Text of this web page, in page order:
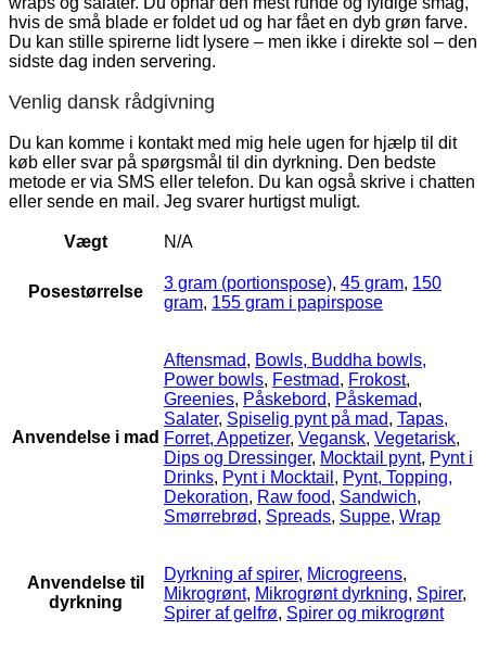
hvis de små blade er foldet ud og har fået en dyb grøn farve.
Du kan stille spirerne lidt lysere – men ikke i direkte sol – den
sidste dag inden servering.
Venlig dansk rådgivning
Du kan komme i kontakt med mig hele ugen for hjælp til dit
køb eller svar på spørgsmål til din dyrkning. Den bedste
metode er via SMS eller telefon. Du kan også skrive i chatten
eller sende en mail. Jeg svarer hurtigst muligt.
Vægt N/A
Posestørrelse 3 gram (portionspose), 45 gram, 150
gram, 155 gram i papirspose
Anvendelse i mad
Aftensmad, Bowls, Buddha bowls,
Power bowls, Festmad, Frokost,
Greenies, Påskebord, Påskemad,
Salater, Spiselig pynt på mad, Tapas,
Forret, Appetizer, Vegansk, Vegetarisk,
Dips og Dressinger, Mocktail pynt, Pynt i
Drinks, Pynt i Mocktail , Pynt, Topping,
Dekoration, Raw food, Sandwich,
Smørrebrød, Spreads, Suppe, Wrap
Anvendelse til
dyrkning
Dyrkning af spirer, Microgreens,
Mikrogrønt, Mikrogrønt dyrkning, Spirer,
Spirer af gelfrø, Spirer og mikrogrønt